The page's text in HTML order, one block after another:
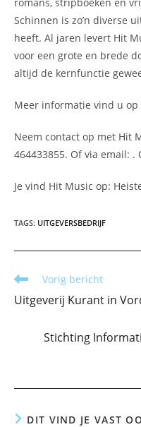
Schinnen is zo’n diverse
heeft. Al jaren levert Hit
voor een grote en brede
altijd de kernfunctie
Meer informatie vind u
Neem contact op met Hit
464433855. Of via email: .
Je vind Hit Music op:
TAGS: UITGEVERSBEDRIJF
Lees
artikelen
Vorig bericht
Uitgeverij Kurant in
Stichting
DIT VIND JE VAST